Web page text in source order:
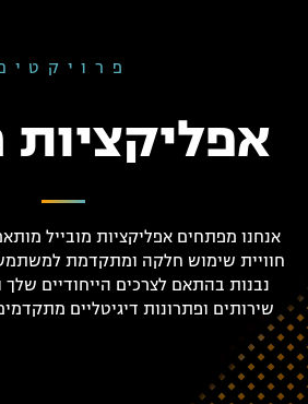
אפליקציות
אנחנו מפתחים אפליקציות מובייל
חוויית שימוש חלקה ומתקדמת
נבנות בהתאם לצרכים הייחודיים
שירותים ופתרונות דיגיטליים